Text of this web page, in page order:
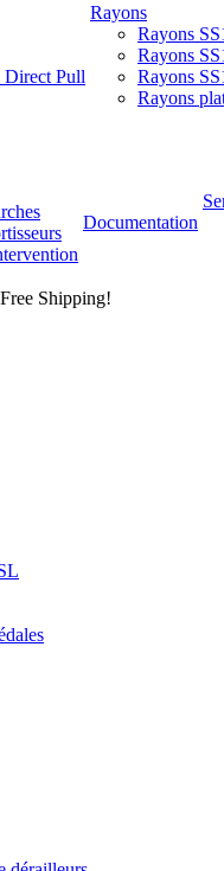
Pull
Rayons
Rayons
Rayons
Rayons
Rayons
Documentation
Shipping!